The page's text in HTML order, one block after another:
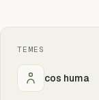
TEMES
cos huma